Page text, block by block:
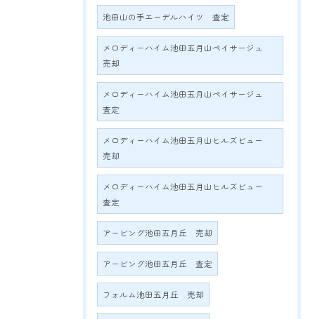
池田山の手エーデルハイツ 査定
メロディーハイム池田五月山ペイサージュ
売却
メロディーハイム池田五月山ペイサージュ
査定
メロディーハイム池田五月山ヒルズビュー
売却
メロディーハイム池田五月山ヒルズビュー
査定
アービング池田五月丘 売却
アービング池田五月丘 査定
フォルム池田五月丘 売却